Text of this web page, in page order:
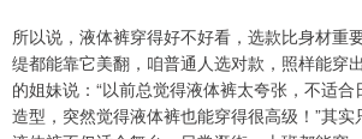
所以说，液体裤穿得好不好看，选款比身材重
缇都能靠它美翻，咱普通人选对款，照样能穿
的姐妹说：“以前总觉得液体裤太夸张，不适
造型，突然觉得液体裤也能穿得很高级！”其实